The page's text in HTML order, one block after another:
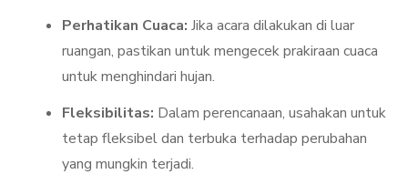
Perhatikan Cuaca: Jika acara dilakukan di luar
ruangan, pastikan untuk mengecek prakiraan cuaca
untuk menghindari hujan.
Fleksibilitas: Dalam perencanaan, usahakan untuk
tetap fleksibel dan terbuka terhadap perubahan
yang mungkin terjadi.